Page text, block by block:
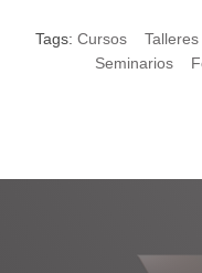
Tags: Cursos Talleres
Seminarios